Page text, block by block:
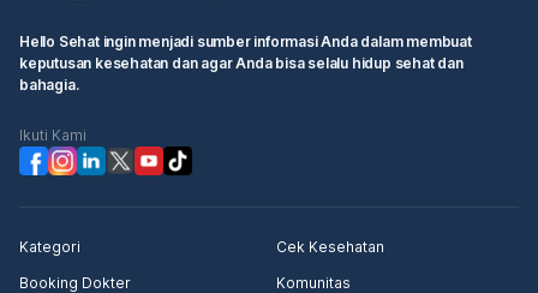
Hello Sehat ingin menjadi sumber informasi Anda dalam membuat
keputusan kesehatan dan agar Anda bisa selalu hidup sehat dan
bahagia.
Ikuti Kami
Kategori
Cek Kesehatan
Booking Dokter
Komunitas